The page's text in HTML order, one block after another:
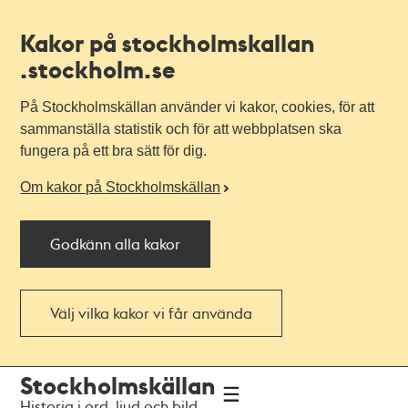
Kakor på stockholmskallan
.stockholm.se
På Stockholmskällan använder vi kakor, cookies, för att
sammanställa statistik och för att webbplatsen ska
fungera på ett bra sätt för dig.
Om kakor på Stockholmskällan
Godkänn alla kakor
Välj vilka kakor vi får använda
navigationen
huvudinnehållet
Stockholmskällan